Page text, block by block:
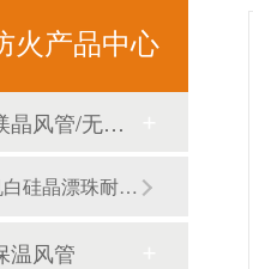
火产品中心
消防镁晶风管/无机白硅晶漂珠耐火风管
无机白硅晶漂珠耐火风管
温风管